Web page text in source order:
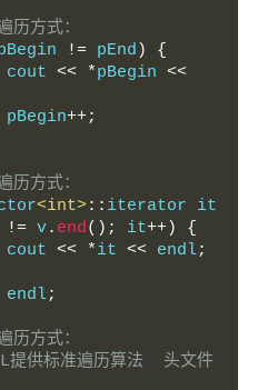
方式：
!= pEnd )
{
		cout
<< *pBegin <<
		pBegin
++;
方式：
<int>::
!= v. end(); it++)
{
		cout
<< *it << endl;
endl;
方式：
提供标准遍历算法  头文件